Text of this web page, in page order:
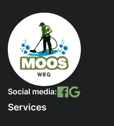
Social media:
Services